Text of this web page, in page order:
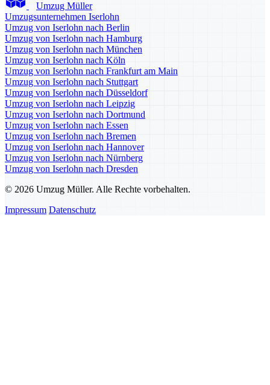
Umzug Müller
Umzugsunternehmen Iserlohn
Umzug von Iserlohn nach Berlin
Umzug von Iserlohn nach Hamburg
Umzug von Iserlohn nach München
Umzug von Iserlohn nach Köln
Umzug von Iserlohn nach Frankfurt am Main
Umzug von Iserlohn nach Stuttgart
Umzug von Iserlohn nach Düsseldorf
Umzug von Iserlohn nach Leipzig
Umzug von Iserlohn nach Dortmund
Umzug von Iserlohn nach Essen
Umzug von Iserlohn nach Bremen
Umzug von Iserlohn nach Hannover
Umzug von Iserlohn nach Nürnberg
Umzug von Iserlohn nach Dresden
© 2026 Umzug Müller. Alle Rechte vorbehalten.
Impressum Datenschutz